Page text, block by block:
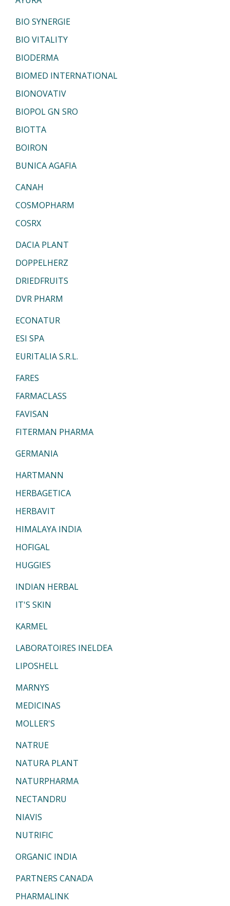
BIO SYNERGIE
BIO VITALITY
BIODERMA
BIOMED INTERNATIONAL
BIONOVATIV
BIOPOL GN SRO
BIOTTA
BOIRON
BUNICA AGAFIA
CANAH
COSMOPHARM
COSRX
DACIA PLANT
DOPPELHERZ
DRIEDFRUITS
DVR PHARM
ECONATUR
ESI SPA
EURITALIA S.R.L.
FARES
FARMACLASS
FAVISAN
FITERMAN PHARMA
GERMANIA
HARTMANN
HERBAGETICA
HERBAVIT
HIMALAYA INDIA
HOFIGAL
HUGGIES
INDIAN HERBAL
IT'S SKIN
KARMEL
LABORATOIRES INELDEA
LIPOSHELL
MARNYS
MEDICINAS
MOLLER'S
NATRUE
NATURA PLANT
NATURPHARMA
NECTANDRU
NIAVIS
NUTRIFIC
ORGANIC INDIA
PARTNERS CANADA
PHARMALINK